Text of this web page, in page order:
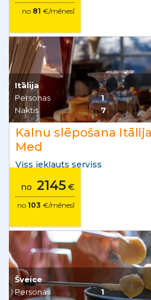
no 81 €/mēnesī
Itālija
Personas
1
Naktis
7
Kalnu slēpošana
Med
Viss iekļauts serviss
no 2145 €
no 103 €/mēnesī
Šveice
Personas
1